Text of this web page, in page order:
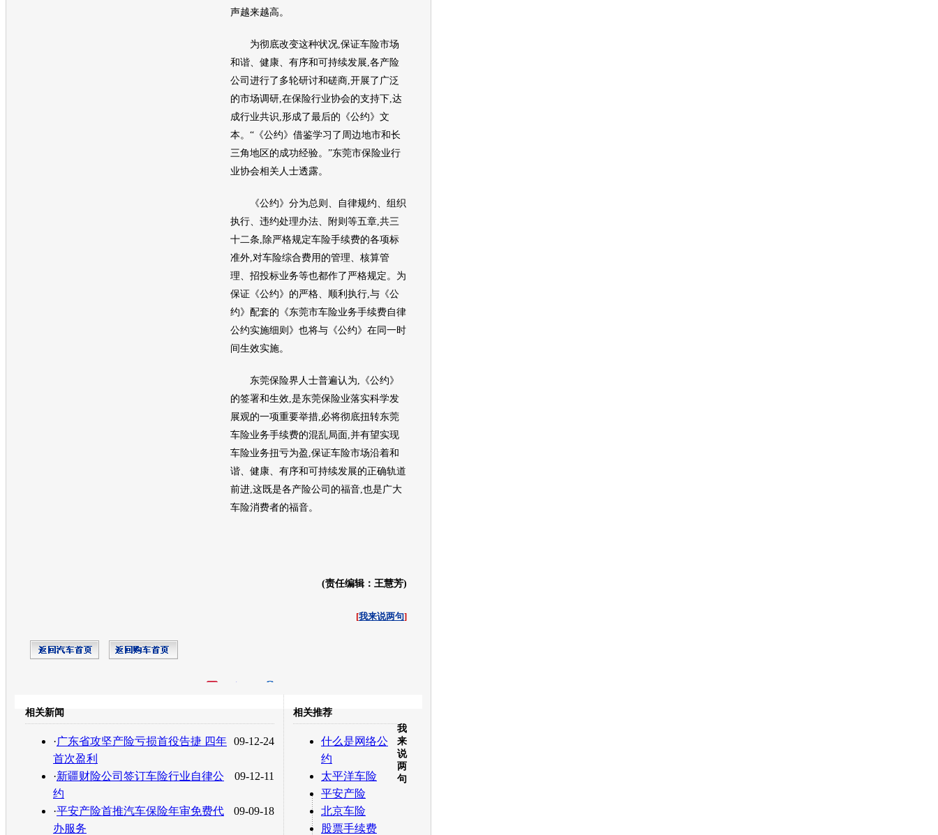
声越来越高。
为彻底改变这种状况,保证车险市场
和谐、健康、有序和可持续发展,各产险
公司进行了多轮研讨和磋商,开展了广泛
的市场调研,在保险行业协会的支持下,达
成行业共识,形成了最后的《公约》文
本。“《公约》借鉴学习了周边地市和长
三角地区的成功经验。”东莞市保险业行
业协会相关人士透露。
《公约》分为总则、自律规约、组织
执行、违约处理办法、附则等五章,共三
十二条,除严格规定车险手续费的各项标
准外,对车险综合费用的管理、核算管
理、招投标业务等也都作了严格规定。为
保证《公约》的严格、顺利执行,与《公
约》配套的《东莞市车险业务手续费自律
公约实施细则》也将与《公约》在同一时
间生效实施。
东莞保险界人士普遍认为,《公约》
的签署和生效,是东莞保险业落实科学发
展观的一项重要举措,必将彻底扭转东莞
车险业务手续费的混乱局面,并有望实现
车险业务扭亏为盈,保证车险市场沿着和
谐、健康、有序和可持续发展的正确轨道
前进,这既是各产险公司的福音,也是广大
车险消费者的福音。
(责任编辑：王慧芳)
[我来说两句]
转发至： 白社会 百度i贴吧
相关新闻
09-12-24
·广东省攻坚产险亏损首役告捷 四年
首次盈利
09-12-11
·新疆财险公司签订车险行业自律公
约
09-09-18
·平安产险首推汽车保险年审免费代
办服务
相关推荐
什么是网络公
约
太平洋车险
平安产险
北京车险
股票手续费
我
来
说
两
句